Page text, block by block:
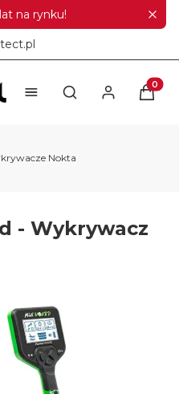
na rynku!
Otwórz
Nokta
- Wykrywacz